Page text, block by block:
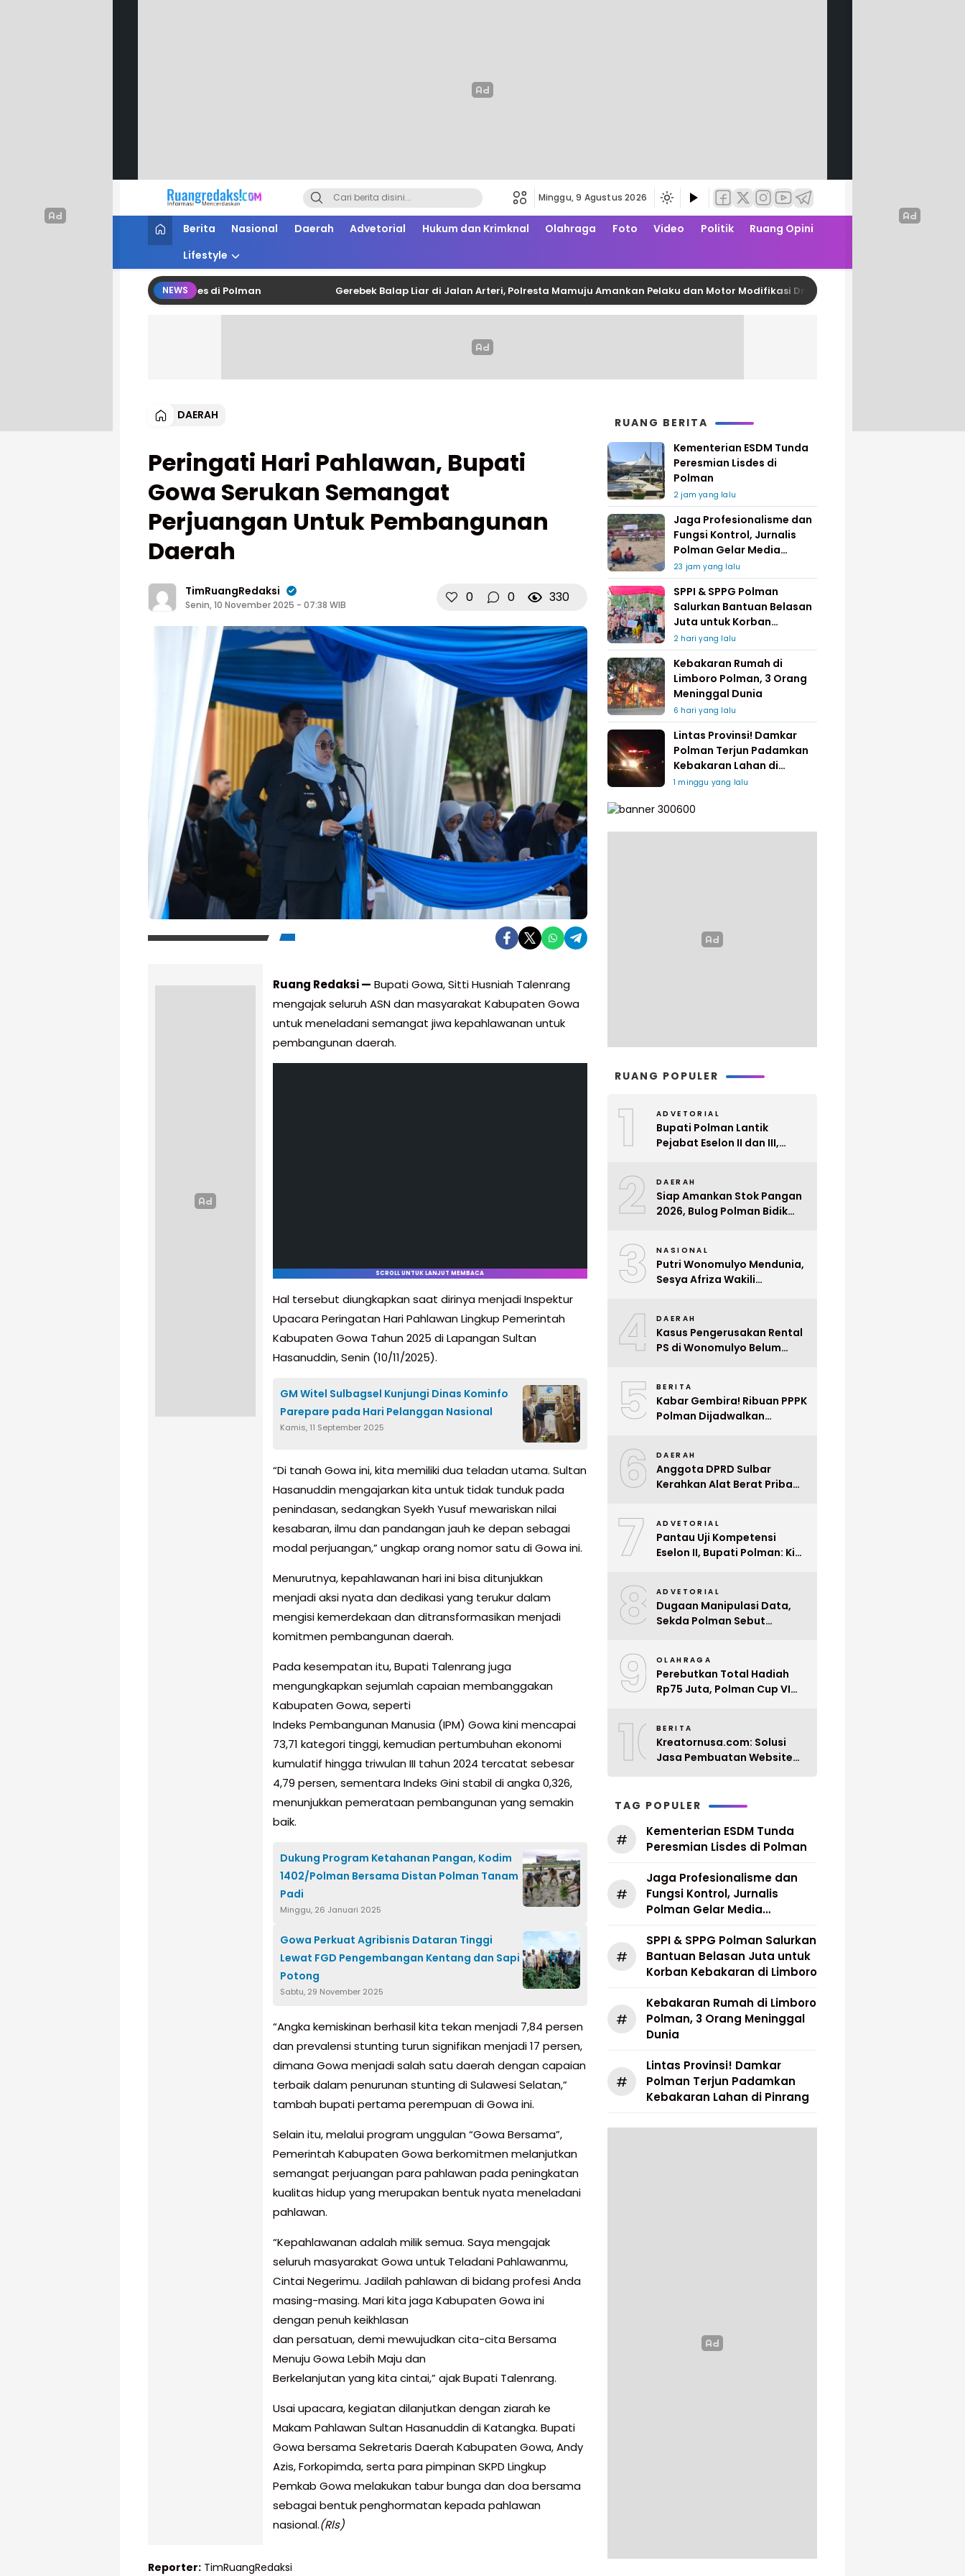
Ruang Redaksi
Informasi Mencerdaskan
Minggu, 9 Agustus 2026
Berita Nasional Daerah Advetorial Hukum dan Krimknal Olahraga Foto Video Politik
Ruang Opini
Lifestyle
NEWS
ESDM Tunda Peresmian Lisdes di Polman Gerebek Balap Liar di Jalan Arteri, Polresta Mamuju Amankan Pelaku dan Motor Modifikasi Drag Race
DAERAH
Peringati Hari Pahlawan, Bupati
Gowa Serukan Semangat
Perjuangan Untuk Pembangunan
Daerah
TimRuangRedaksi
Senin, 10 November 2025 - 07:38 WIB 0 0 330
Ruang Redaksi — Bupati Gowa, Sitti Husniah Talenrang
mengajak seluruh ASN dan masyarakat Kabupaten Gowa
untuk meneladani semangat jiwa kepahlawanan untuk
pembangunan daerah.
SCROLL UNTUK LANJUT MEMBACA
Hal tersebut diungkapkan saat dirinya menjadi Inspektur
Upacara Peringatan Hari Pahlawan Lingkup Pemerintah
Kabupaten Gowa Tahun 2025 di Lapangan Sultan
Hasanuddin, Senin (10/11/2025).
GM Witel Sulbagsel Kunjungi Dinas Kominfo
Parepare pada Hari Pelanggan Nasional
Kamis, 11 September 2025
“Di tanah Gowa ini, kita memiliki dua teladan utama. Sultan
Hasanuddin mengajarkan kita untuk tidak tunduk pada
penindasan, sedangkan Syekh Yusuf mewariskan nilai
kesabaran, ilmu dan pandangan jauh ke depan sebagai
modal perjuangan,” ungkap orang nomor satu di Gowa ini.
Menurutnya, kepahlawanan hari ini bisa ditunjukkan
menjadi aksi nyata dan dedikasi yang terukur dalam
mengisi kemerdekaan dan ditransformasikan menjadi
komitmen pembangunan daerah.
Pada kesempatan itu, Bupati Talenrang juga
mengungkapkan sejumlah capaian membanggakan
Kabupaten Gowa, seperti
Indeks Pembangunan Manusia (IPM) Gowa kini mencapai
73,71 kategori tinggi, kemudian pertumbuhan ekonomi
kumulatif hingga triwulan III tahun 2024 tercatat sebesar
4,79 persen, sementara Indeks Gini stabil di angka 0,326,
menunjukkan pemerataan pembangunan yang semakin
baik.
Dukung Program Ketahanan Pangan, Kodim
1402/Polman Bersama Distan Polman Tanam
Padi
Minggu, 26 Januari 2025
Gowa Perkuat Agribisnis Dataran Tinggi
Lewat FGD Pengembangan Kentang dan Sapi
Potong
Sabtu, 29 November 2025
“Angka kemiskinan berhasil kita tekan menjadi 7,84 persen
dan prevalensi stunting turun signifikan menjadi 17 persen,
dimana Gowa menjadi salah satu daerah dengan capaian
terbaik dalam penurunan stunting di Sulawesi Selatan,”
tambah bupati pertama perempuan di Gowa ini.
Selain itu, melalui program unggulan “Gowa Bersama”,
Pemerintah Kabupaten Gowa berkomitmen melanjutkan
semangat perjuangan para pahlawan pada peningkatan
kualitas hidup yang merupakan bentuk nyata meneladani
pahlawan.
“Kepahlawanan adalah milik semua. Saya mengajak
seluruh masyarakat Gowa untuk Teladani Pahlawanmu,
Cintai Negerimu. Jadilah pahlawan di bidang profesi Anda
masing-masing. Mari kita jaga Kabupaten Gowa ini
dengan penuh keikhlasan
dan persatuan, demi mewujudkan cita-cita Bersama
Menuju Gowa Lebih Maju dan
Berkelanjutan yang kita cintai,” ajak Bupati Talenrang.
Usai upacara, kegiatan dilanjutkan dengan ziarah ke
Makam Pahlawan Sultan Hasanuddin di Katangka. Bupati
Gowa bersama Sekretaris Daerah Kabupaten Gowa, Andy
Azis, Forkopimda, serta para pimpinan SKPD Lingkup
Pemkab Gowa melakukan tabur bunga dan doa bersama
sebagai bentuk penghormatan kepada pahlawan
nasional.(Rls)
Reporter: TimRuangRedaksi
RUANG BERITA
Kementerian ESDM Tunda
Peresmian Lisdes di
Polman
2 jam yang lalu
Jaga Profesionalisme dan
Fungsi Kontrol, Jurnalis
Polman Gelar Media
Gathering
23 jam yang lalu
SPPI & SPPG Polman
Salurkan Bantuan Belasan
Juta untuk Korban
Kebakaran di Limboro
2 hari yang lalu
Kebakaran Rumah di
Limboro Polman, 3 Orang
Meninggal Dunia
6 hari yang lalu
Lintas Provinsi! Damkar
Polman Terjun Padamkan
Kebakaran Lahan di
Pinrang
1 minggu yang lalu
RUANG POPULER
1 ADVETORIAL
Bupati Polman Lantik
Pejabat Eselon II dan III,
2 DAERAH
Siap Amankan Stok Pangan
2026, Bulog Polman Bidik
3 NASIONAL
Putri Wonomulyo Mendunia,
Sesya Afriza Wakili
4 DAERAH
Kasus Pengerusakan Rental
PS di Wonomulyo Belum
Pelaku
5 BERITA
Kabar Gembira! Ribuan PPPK
Polman Dijadwalkan
6 DAERAH
Anggota DPRD Sulbar
Kerahkan Alat Berat Pribadi
7 ADVETORIAL
Pantau Uji Kompetensi
Eselon II, Bupati Polman: Kita
8 ADVETORIAL
Dugaan Manipulasi Data,
Sekda Polman Sebut
Ditunda
9 OLAHRAGA
Perebutkan Total Hadiah
Rp75 Juta, Polman Cup VI
10BERITA
Kreatornusa.com: Solusi
Jasa Pembuatan Website
TAG POPULER
#
Kementerian ESDM Tunda
Peresmian Lisdes di Polman
#
Jaga Profesionalisme dan
Fungsi Kontrol, Jurnalis
Polman Gelar Media
#
SPPI & SPPG Polman Salurkan
Bantuan Belasan Juta untuk
Korban Kebakaran di Limboro
#
Kebakaran Rumah di Limboro
Polman, 3 Orang Meninggal
Dunia
#
Lintas Provinsi! Damkar
Polman Terjun Padamkan
Kebakaran Lahan di Pinrang